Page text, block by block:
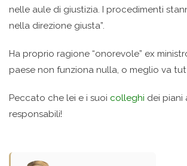
nelle aule di giustizia. I procedimenti
nella direzione giusta”.
Ha proprio ragione “onorevole” ex
paese non funziona nulla, o meglio va
Peccato che lei e i suoi colleghi dei piani
responsabili!